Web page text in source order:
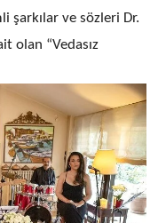
şarkılar ve sözleri Dr.
olan “Vedasız